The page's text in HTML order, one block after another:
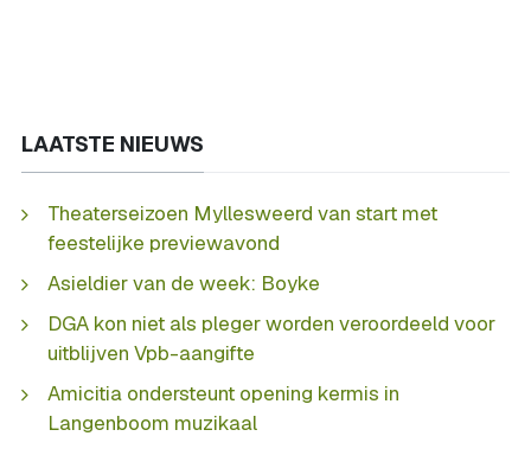
LAATSTE NIEUWS
Theaterseizoen Myllesweerd van start met
feestelijke previewavond
Asieldier van de week: Boyke
DGA kon niet als pleger worden veroordeeld voor
uitblijven Vpb-aangifte
Amicitia ondersteunt opening kermis in
Langenboom muzikaal